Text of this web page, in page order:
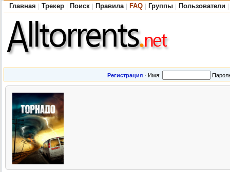
Главная Трекер Поиск Правила FAQ Группы Пользователи
Регистрация · Имя: